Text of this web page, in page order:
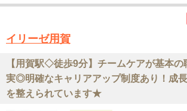
イリーゼ用賀
【用賀駅◇徒歩9分】チームケアが基本
実◎明確なキャリアアップ制度あり！成
を整えられています★